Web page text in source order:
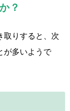
？
取りすると、次
が多いようで